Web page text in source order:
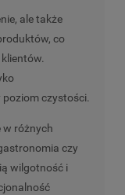
ale także
co
czystości.
różnych
czy
wilgotność i